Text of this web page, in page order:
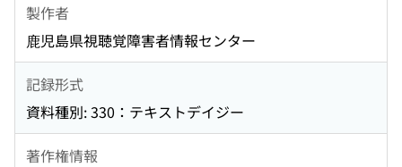
製作者
鹿児島県視聴覚障害者情報センター
記録形式
資料種別: 330：テキストデイジー
著作権情報